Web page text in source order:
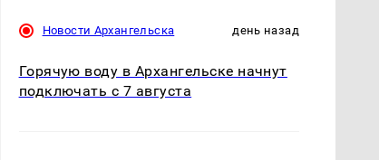
Новости Архангельска день назад
Горячую воду в Архангельске начнут
подключать с 7 августа